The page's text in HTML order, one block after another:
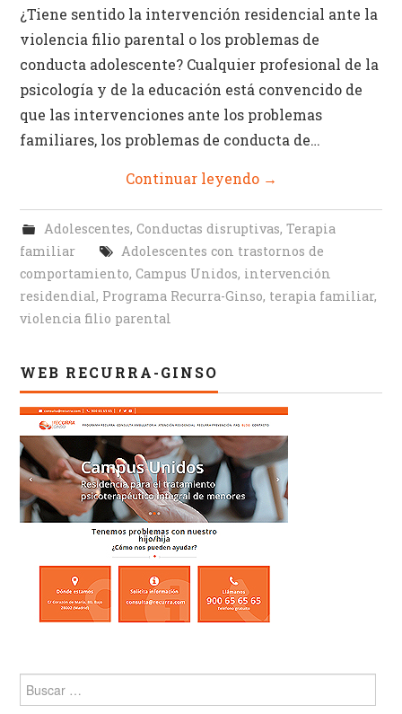
¿Tiene sentido la intervención residencial ante la
violencia filio parental o los problemas de
conducta adolescente? Cualquier profesional de la
psicología y de la educación está convencido de
que las intervenciones ante los problemas
familiares, los problemas de conducta de…
Continuar leyendo →
Adolescentes, Conductas disruptivas, Terapia
familiar
Adolescentes con trastornos de
comportamiento,Campus Unidos, intervención
residendial, Programa Recurra-Ginso, terapia familiar,
violencia filio parental
WEB RECURRA-GINSO
Buscar: